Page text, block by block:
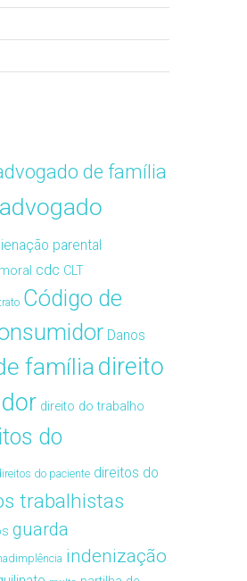
de família
advogado
parental
cdc CLT
Código de
Danos
famíliadireito
direito do trabalho
do
do paciente direitos do
trabalhistas
guarda
indenização